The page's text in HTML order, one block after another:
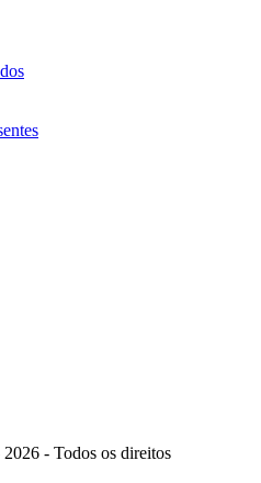
- Todos os direitos